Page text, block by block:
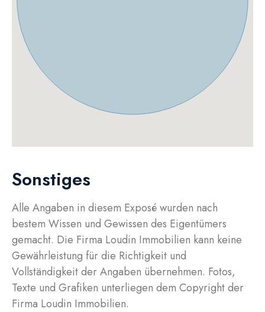
Sonstiges
Alle Angaben in diesem Exposé wurden nach
bestem Wissen und Gewissen des Eigentümers
gemacht. Die Firma Loudin Immobilien kann keine
Gewährleistung für die Richtigkeit und
Vollständigkeit der Angaben übernehmen. Fotos,
Texte und Grafiken unterliegen dem Copyright der
Firma Loudin Immobilien.